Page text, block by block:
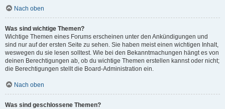
Nach oben
Was sind wichtige Themen?
Wichtige Themen eines Forums erscheinen unter den Ankündigungen und
sind nur auf der ersten Seite zu sehen. Sie haben meist einen wichtigen Inhalt,
weswegen du sie lesen solltest. Wie bei den Bekanntmachungen hängt es von
deinen Berechtigungen ab, ob du wichtige Themen erstellen kannst oder nicht;
die Berechtigungen stellt die Board-Administration ein.
Nach oben
Was sind geschlossene Themen?